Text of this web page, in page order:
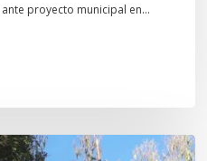
proyecto municipal en…